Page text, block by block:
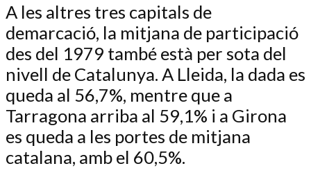
A les altres tres capitals de
demarcació, la mitjana de participació
des del 1979 també està per sota del
nivell de Catalunya. A Lleida, la dada es
queda al 56,7%, mentre que a
Tarragona arriba al 59,1% i a Girona
es queda a les portes de mitjana
catalana, amb el 60,5%.